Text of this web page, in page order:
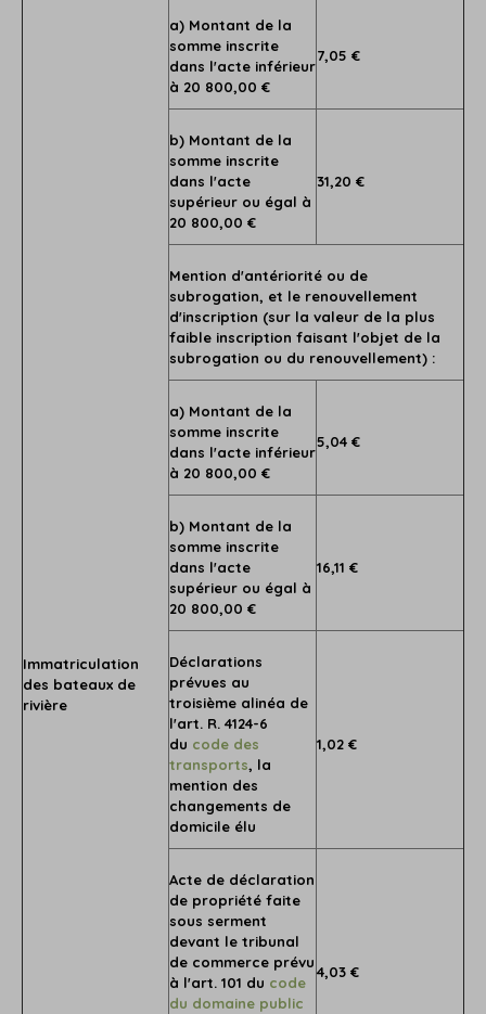
Immatriculation
des bateaux de
rivière
a) Montant de la
somme inscrite
dans l'acte inférieur
à 20 800,00 €
7,05 €
b) Montant de la
somme inscrite
dans l'acte
supérieur ou égal à
20 800,00 €
31,20 €
Mention d'antériorité ou de
subrogation, et le renouvellement
d'inscription (sur la valeur de la plus
faible inscription faisant l'objet de la
subrogation ou du renouvellement) :
a) Montant de la
somme inscrite
dans l'acte inférieur
à 20 800,00 €
5,04 €
b) Montant de la
somme inscrite
dans l'acte
supérieur ou égal à
20 800,00 €
16,11 €
Déclarations
prévues au
troisième alinéa de
l'art. R. 4124-6
du code des
transports, la
mention des
changements de
domicile élu
1,02 €
Acte de déclaration
de propriété faite
sous serment
devant le tribunal
de commerce prévu
à l'art. 101 du code
du domaine public
4,03 €